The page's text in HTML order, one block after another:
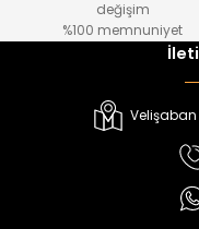
Melra Kız Çocuk Kot Pantolon
değişim
%100 memnuniyet
Velişaban